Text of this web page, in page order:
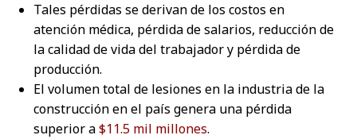
Tales pérdidas se derivan de los costos en
atención médica, pérdida de salarios, reducción de
la calidad de vida del trabajador y pérdida de
producción.
El volumen total de lesiones en la industria de la
construcción en el país genera una pérdida
superior a$11.5 mil millones.